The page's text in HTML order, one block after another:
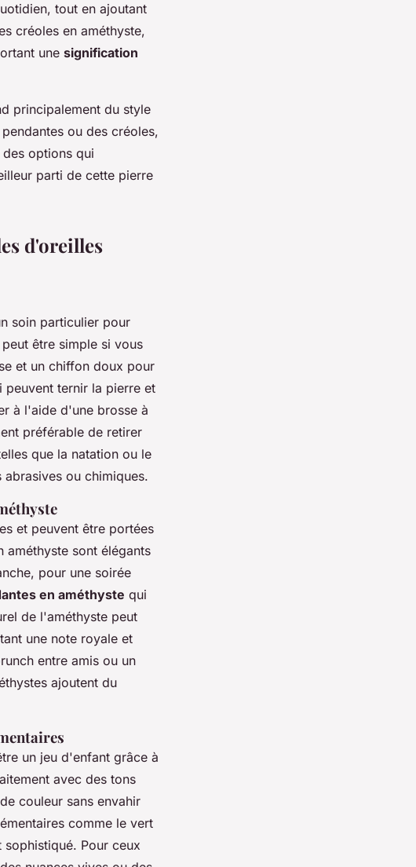
tout en ajoutant
créoles en améthyste,
une signification
principalement du style
ou des créoles,
options qui
parti de cette pierre
d'oreilles
soin particulier pour
peut être simple si vous
et un chiffon doux pour
peuvent ternir la pierre et
à l'aide d'une brosse à
préférable de retirer
que la natation ou le
ou chimiques.
et peuvent être portées
améthyste sont élégants
pour une soirée
en améthyste qui
de l'améthyste peut
une note royale et
entre amis ou un
ajoutent du
un jeu d'enfant grâce à
avec des tons
couleur sans envahir
comme le vert
Pour ceux